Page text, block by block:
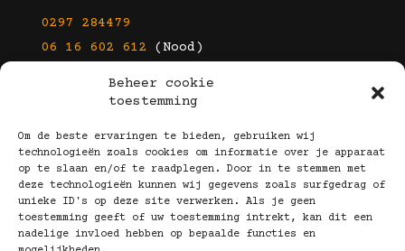
Beheer cookie
toestemming
Om de beste ervaringen te bieden, gebruiken wij
technologieën zoals cookies om informatie over je apparaat
op te slaan en/of te raadplegen. Door in te stemmen met
deze technologieën kunnen wij gegevens zoals surfgedrag of
unieke ID's op deze site verwerken. Als je geen
toestemming geeft of uw toestemming intrekt, kan dit een
nadelige invloed hebben op bepaalde functies en
0297 284479
06 16 602 612 (Nood)
info@kootbrillen.nl
Volg Ons!